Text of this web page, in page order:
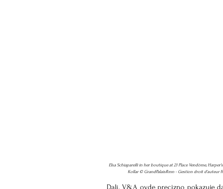
Elsa Schiaparelli in her boutique at 21 Place Vendôme,
Kollar © GrandPalaisRmn - Gestion droit d'auteur
Dalí. V&A ovde precizno pokazuje